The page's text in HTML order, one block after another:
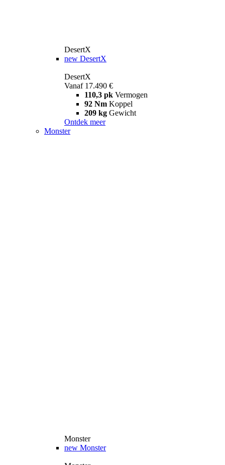
DesertX
new DesertX
DesertX
Vanaf 17.490 €
110,3 pk Vermogen
92 Nm Koppel
209 kg Gewicht
Ontdek meer
Monster
Monster
new Monster